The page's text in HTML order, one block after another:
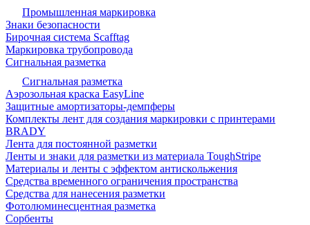
Промышленная маркировка
Знаки безопасности
Бирочная система Scafftag
Маркировка трубопровода
Сигнальная разметка
Сигнальная разметка
Аэрозольная краска EasyLine
Защитные амортизаторы-демпферы
Комплекты лент для создания маркировки с принтерами
BRADY
Лента для постоянной разметки
Ленты и знаки для разметки из материала ToughStripe
Материалы и ленты с эффектом антискольжения
Средства временного ограничения пространства
Средства для нанесения разметки
Фотолюминесцентная разметка
Сорбенты